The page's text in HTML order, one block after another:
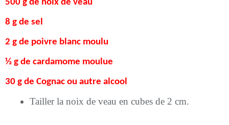
500 g de noix de veau
8 g de sel
2 g de poivre blanc moulu
½ g de cardamome moulue
30 g de Cognac ou autre alcool
Tailler la noix de veau en cubes de 2 cm.